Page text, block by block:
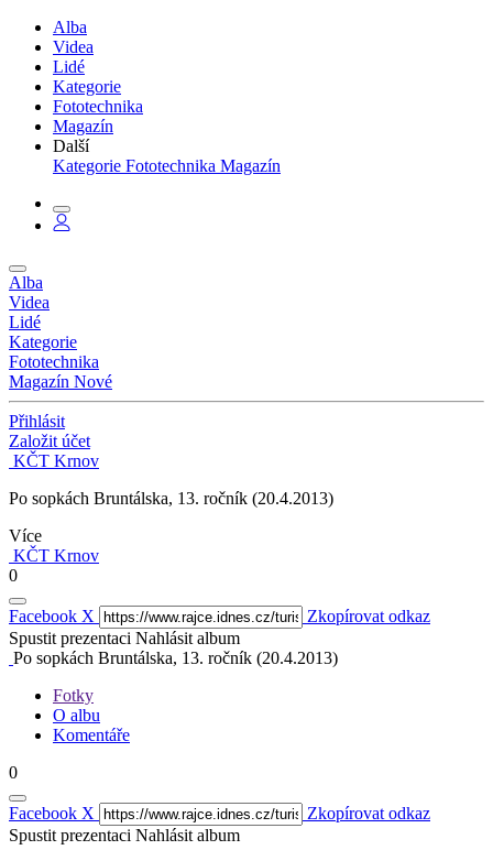
Alba
Videa
Lidé
Kategorie
Fototechnika
Magazín
Další
Kategorie Fototechnika Magazín
Alba
Videa
Lidé
Kategorie
Fototechnika
Magazín Nové
Přihlásit
Založit účet
KČT Krnov
Po sopkách Bruntálska, 13. ročník (20.4.2013)
Více
KČT Krnov
0
Facebook X
Zkopírovat odkaz
Spustit prezentaci Nahlásit album
Po sopkách Bruntálska, 13. ročník (20.4.2013)
Fotky
O albu
Komentáře
0
Facebook X
Zkopírovat odkaz
Spustit prezentaci Nahlásit album